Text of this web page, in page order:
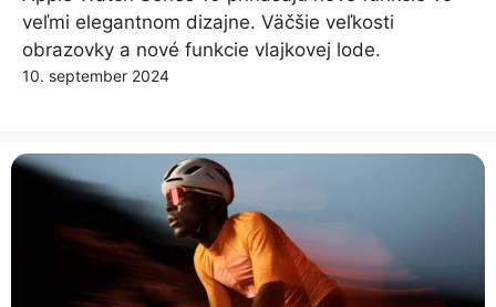
veľmi elegantnom dizajne. Väčšie veľkosti
obrazovky a nové funkcie vlajkovej lode.
10. september 2024